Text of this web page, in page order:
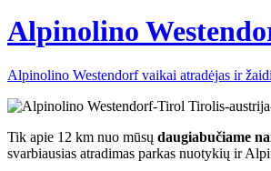
Alpinolino
Alpinolino Westendorf vaikai atradėjas ir
Tik apie 12 km nuo mūsų daugiabučiame
svarbiausias atradimas parkas nuotykių ir